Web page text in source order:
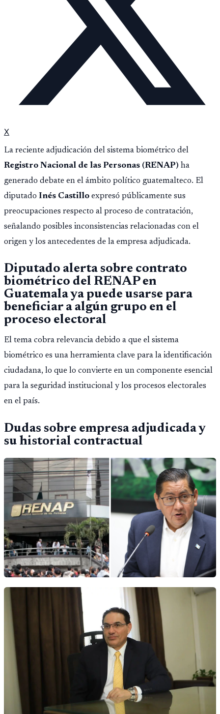
X
La reciente adjudicación del sistema biométrico del
Registro Nacional de las Personas (RENAP) ha
generado debate en el ámbito político guatemalteco. El
diputado Inés Castillo expresó públicamente sus
preocupaciones respecto al proceso de contratación,
señalando posibles inconsistencias relacionadas con el
origen y los antecedentes de la empresa adjudicada.
Diputado alerta sobre contrato
biométrico del RENAP en
Guatemala ya puede usarse para
beneficiar a algún grupo en el
proceso electoral
El tema cobra relevancia debido a que el sistema
biométrico es una herramienta clave para la identificación
ciudadana, lo que lo convierte en un componente esencial
para la seguridad institucional y los procesos electorales
en el país.
Dudas sobre empresa adjudicada y
su historial contractual